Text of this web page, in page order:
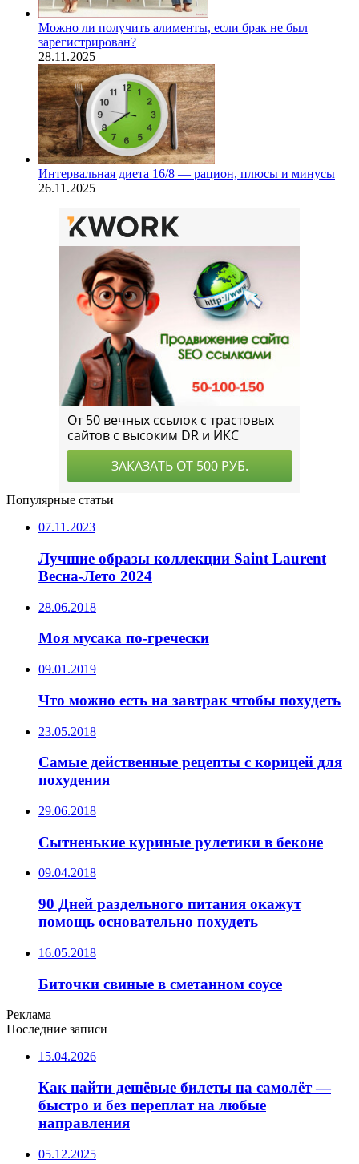
Можно ли получить алименты, если брак не был
зарегистрирован?
28.11.2025
Интервальная диета 16/8 — рацион, плюсы и минусы
26.11.2025
Популярные статьи
07.11.2023
Лучшие образы коллекции Saint Laurent
Весна-Лето 2024
28.06.2018
Моя мусака по-гречески
09.01.2019
Что можно есть на завтрак чтобы похудеть
23.05.2018
Самые действенные рецепты с корицей для
похудения
29.06.2018
Сытненькие куриные рулетики в беконе
09.04.2018
90 Дней раздельного питания окажут
помощь основательно похудеть
16.05.2018
Биточки свиные в сметанном соусе
Реклама
Последние записи
15.04.2026
Как найти дешёвые билеты на самолёт —
быстро и без переплат на любые
направления
05.12.2025